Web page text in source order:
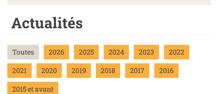
Actualités
Toutes 2026 2025 2024 2023
2022
2021
2020 2019 2018 2017
2016
2015 et avant